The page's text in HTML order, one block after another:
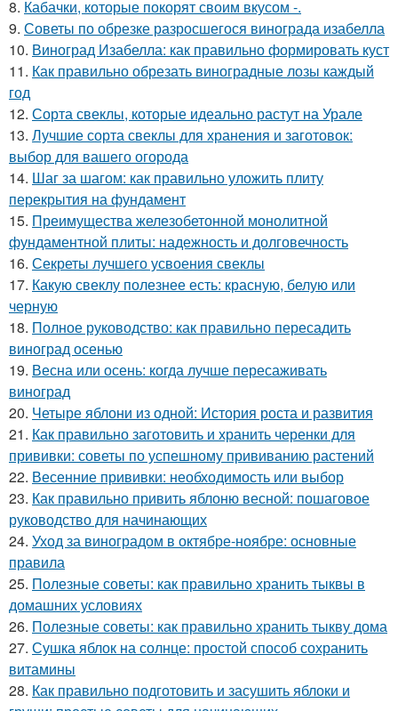
8. Кабачки, которые покорят своим вкусом -.
9. Советы по обрезке разросшегося винограда изабелла
10. Виноград Изабелла: как правильно формировать куст
11. Как правильно обрезать виноградные лозы каждый
год
12. Сорта свеклы, которые идеально растут на Урале
13. Лучшие сорта свеклы для хранения и заготовок:
выбор для вашего огорода
14. Шаг за шагом: как правильно уложить плиту
перекрытия на фундамент
15. Преимущества железобетонной монолитной
фундаментной плиты: надежность и долговечность
16. Секреты лучшего усвоения свеклы
17. Какую свеклу полезнее есть: красную, белую или
черную
18. Полное руководство: как правильно пересадить
виноград осенью
19. Весна или осень: когда лучше пересаживать
виноград
20. Четыре яблони из одной: История роста и развития
21. Как правильно заготовить и хранить черенки для
прививки: советы по успешному прививанию растений
22. Весенние прививки: необходимость или выбор
23. Как правильно привить яблоню весной: пошаговое
руководство для начинающих
24. Уход за виноградом в октябре-ноябре: основные
правила
25. Полезные советы: как правильно хранить тыквы в
домашних условиях
26. Полезные советы: как правильно хранить тыкву дома
27. Сушка яблок на солнце: простой способ сохранить
витамины
28. Как правильно подготовить и засушить яблоки и